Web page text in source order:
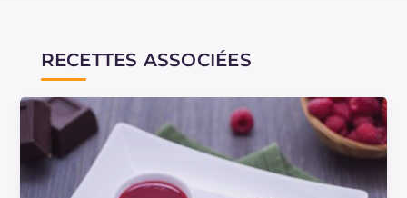
RECETTES ASSOCIÉES